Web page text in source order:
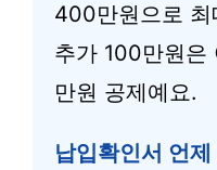
400만원으로 최
추가 100만원은
만원 공제예요.
납입확인서 언